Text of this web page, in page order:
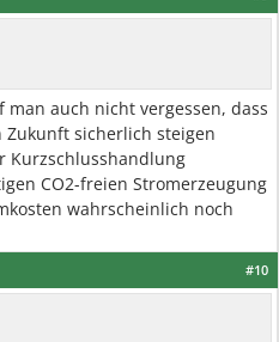
auch nicht vergessen, dass
Zukunft sicherlich steigen
Kurzschlusshandlung
CO2-freien Stromerzeugung
wahrscheinlich noch
#10